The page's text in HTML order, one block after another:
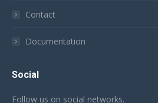
Contact
Documentation
Social
Follow us on social networks.